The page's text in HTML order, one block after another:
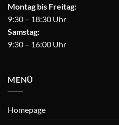
Montag bis Freitag:
9:30 – 18:30 Uhr
Samstag:
9:30 – 16:00 Uhr
MENÜ
Homepage